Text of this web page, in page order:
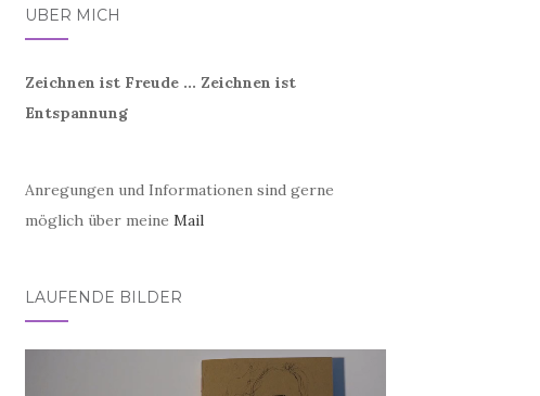
ÜBER MICH
Zeichnen ist Freude ... Zeichnen ist
Entspannung
Anregungen und Informationen sind gerne
möglich über meine Mail
LAUFENDE BILDER